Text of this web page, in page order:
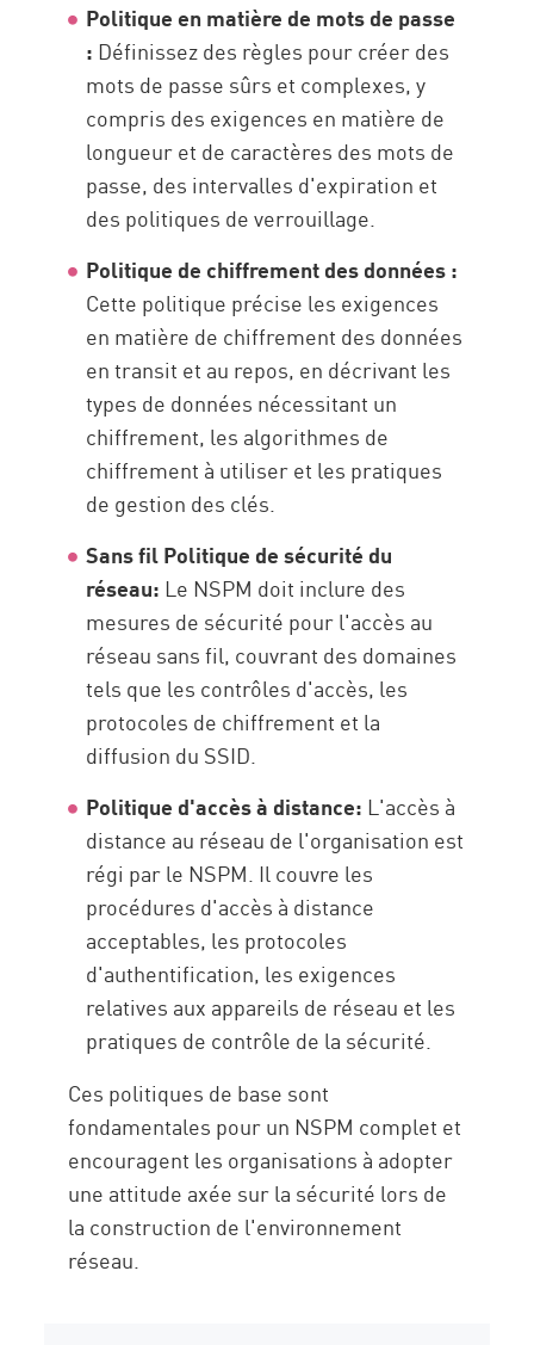
Politique en matière de mots de passe
: Définissez des règles pour créer des
mots de passe sûrs et complexes, y
compris des exigences en matière de
longueur et de caractères des mots de
passe, des intervalles d'expiration et
des politiques de verrouillage.
Politique de chiffrement des données :
Cette politique précise les exigences
en matière de chiffrement des données
en transit et au repos, en décrivant les
types de données nécessitant un
chiffrement, les algorithmes de
chiffrement à utiliser et les pratiques
de gestion des clés.
Sans filPolitique de sécurité du
réseau: Le NSPM doit inclure des
mesures de sécurité pour l'accès au
réseau sans fil, couvrant des domaines
tels que les contrôles d'accès, les
protocoles de chiffrement et la
diffusion du SSID.
Politique d'accès à distance: L'accès à
distance au réseau de l'organisation est
régi par le NSPM. Il couvre les
procédures d'accès à distance
acceptables, les protocoles
d'authentification, les exigences
relatives aux appareils de réseau et les
pratiques de contrôle de la sécurité.
Ces politiques de base sont
fondamentales pour un NSPM complet et
encouragent les organisations à adopter
une attitude axée sur la sécurité lors de
la construction de l'environnement
réseau.